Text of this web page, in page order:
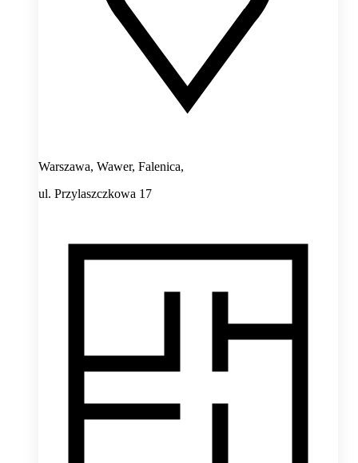
Warszawa, Wawer, Falenica,
ul. Przylaszczkowa 17